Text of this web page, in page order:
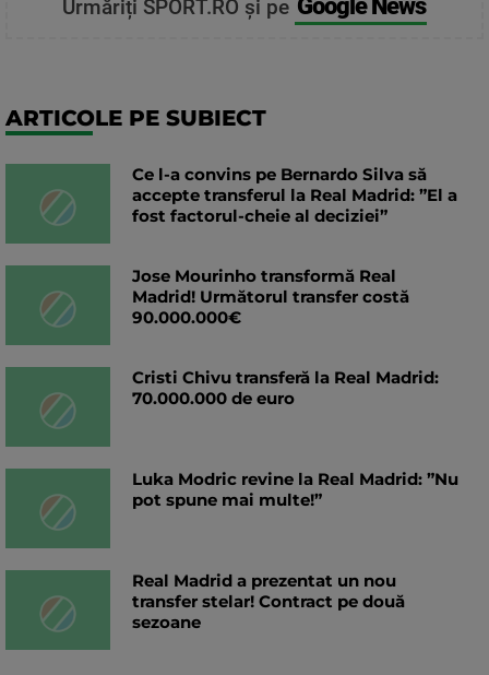
Urmăriți SPORT.RO și pe
ARTICOLE PE SUBIECT
Ce l-a convins pe Bernardo Silva să
accepte transferul la Real Madrid: ”El a
fost factorul-cheie al deciziei”
Jose Mourinho transformă Real
Madrid! Următorul transfer costă
90.000.000€
Cristi Chivu transferă la Real Madrid:
70.000.000 de euro
Luka Modric revine la Real Madrid: ”Nu
pot spune mai multe!”
Real Madrid a prezentat un nou
transfer stelar! Contract pe două
sezoane